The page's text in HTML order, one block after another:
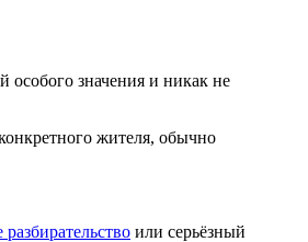
особого значения и никак не
жителя, обычно
разбирательство или серьёзный